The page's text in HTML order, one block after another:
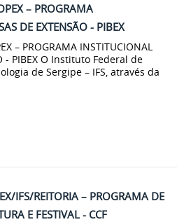
– PROGRAMA
DE EXTENSÃO - PIBEX
– PROGRAMA INSTITUCIONAL
- PIBEX O Instituto Federal de
de Sergipe – IFS, através da
IFS/REITORIA – PROGRAMA DE
E FESTIVAL - CCF